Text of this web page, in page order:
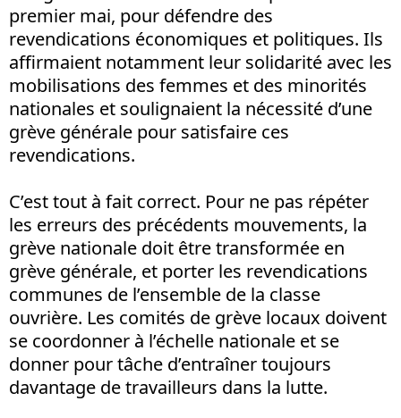
premier mai, pour défendre des
revendications économiques et politiques. Ils
affirmaient notamment leur solidarité avec les
mobilisations des femmes et des minorités
nationales et soulignaient la nécessité d’une
grève générale pour satisfaire ces
revendications.
C’est tout à fait correct. Pour ne pas répéter
les erreurs des précédents mouvements, la
grève nationale doit être transformée en
grève générale, et porter les revendications
communes de l’ensemble de la classe
ouvrière. Les comités de grève locaux doivent
se coordonner à l’échelle nationale et se
donner pour tâche d’entraîner toujours
davantage de travailleurs dans la lutte.